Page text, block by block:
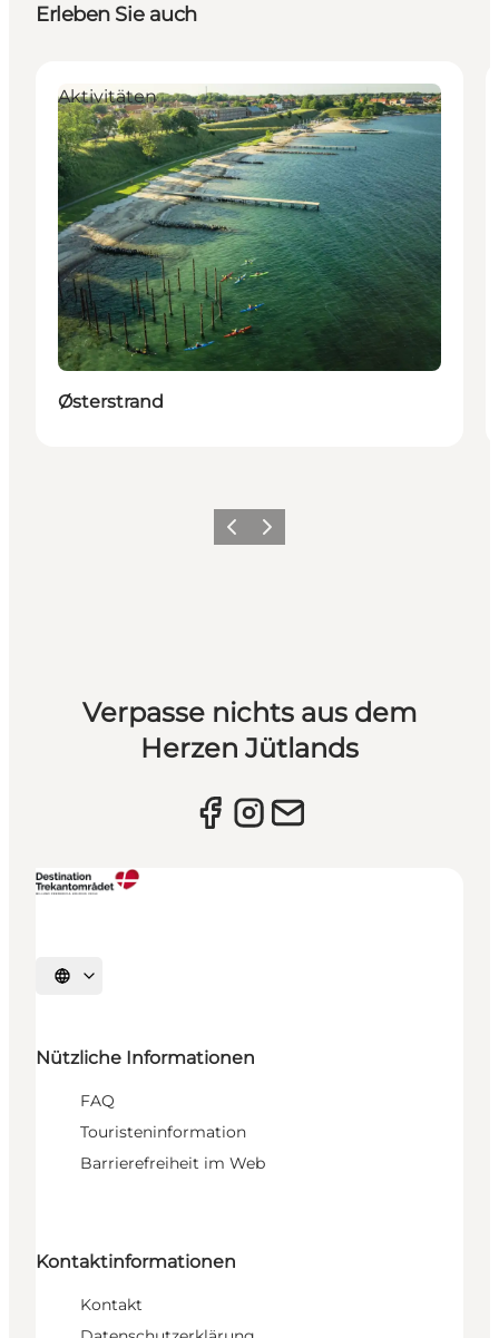
Erleben Sie auch
Aktivitäten
Østerstrand
Vorherige Folie
Nächste Folie
Verpasse nichts aus dem
Herzen Jütlands
Sprache auswählen
Nützliche Informationen
FAQ
Touristeninformation
Barrierefreiheit im Web
Kontaktinformationen
Kontakt